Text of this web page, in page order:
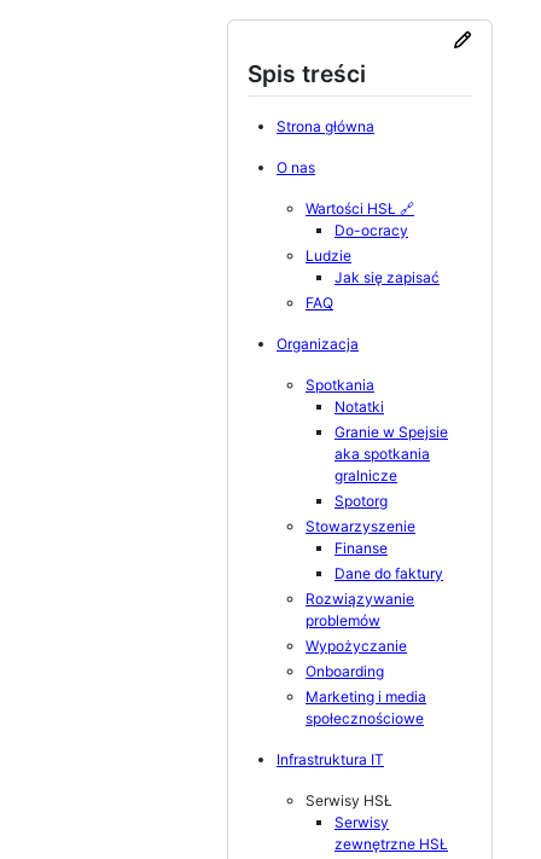
Spis treści
Strona główna
O nas
Wartości HSŁ 🔗
Do-ocracy
Ludzie
Jak się zapisać
FAQ
Organizacja
Spotkania
Notatki
Granie w Spejsie
aka spotkania
gralnicze
Spotorg
Stowarzyszenie
Finanse
Dane do faktury
Rozwiązywanie
problemów
Wypożyczanie
Onboarding
Marketing i media
społecznościowe
Infrastruktura IT
Serwisy HSŁ
Serwisy
zewnętrzne HSŁ